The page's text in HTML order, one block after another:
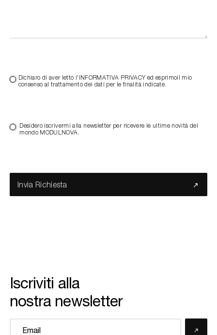
Dichiaro di aver letto l'INFORMATIVA PRIVACY ed esprimoil mio
consenso al trattamento dei dati per le finalità indicate.
Desidero iscrivermi alla newsletter per ricevere le ultime novità del
mondo MODULNOVA.
Invia Richiesta
Iscriviti alla
nostra newsletter